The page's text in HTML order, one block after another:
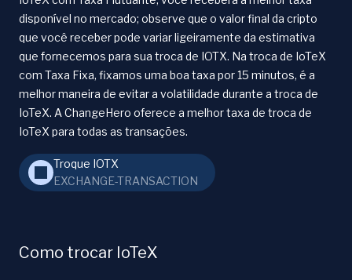
disponível no mercado; observe que o valor final da cripto
que você receber pode variar ligeiramente da estimativa
que fornecemos para sua troca de IOTX. Na troca de IoTeX
com Taxa Fixa, fixamos uma boa taxa por 15 minutos, é a
melhor maneira de evitar a volatilidade durante a troca de
IoTeX. A ChangeHero oferece a melhor taxa de troca de
IoTeX para todas as transações.
Troque IOTX
EXCHANGE-TRANSACTION
Como trocar IoTeX